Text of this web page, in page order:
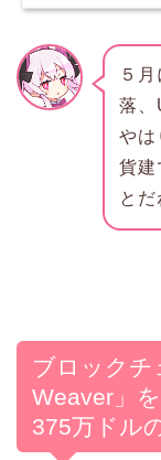
５
落、
やは
貨建
とだ
ブロックチ
Weaver」
375万ドル